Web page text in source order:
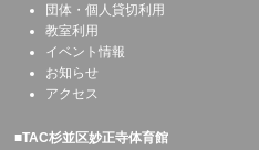
団体・個人貸切利用
教室利用
イベント情報
お知らせ
アクセス
■TAC杉並区妙正寺体育館